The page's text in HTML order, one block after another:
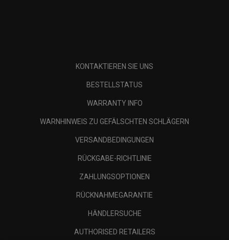
KONTAKTIEREN SIE UNS
BESTELLSTATUS
WARRANTY INFO
WARNHINWEIS ZU GEFÄLSCHTEN SCHLÄGERN
VERSANDBEDINGUNGEN
RÜCKGABE-RICHTLINIE
ZAHLUNGSOPTIONEN
RÜCKNAHMEGARANTIE
HÄNDLERSUCHE
AUTHORISED RETAILERS